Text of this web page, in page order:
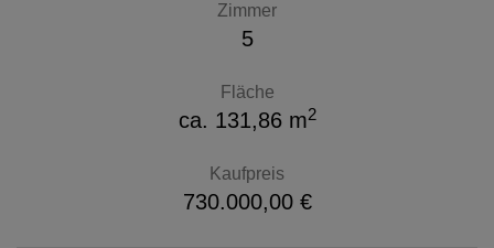
Zimmer
5
Fläche
ca. 131,86 m2
Kaufpreis
730.000,00 €